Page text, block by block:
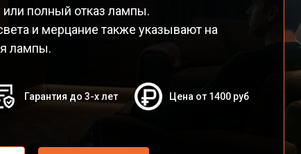
полный отказ лампы.
и мерцание также указывают на
лампы.
Гарантия до 3-х лет Цена от 1400 руб